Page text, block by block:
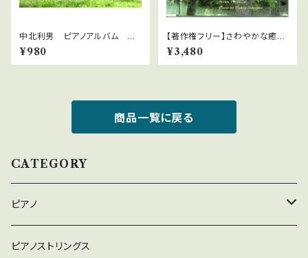
中北利男 ピアノアルバム 童
謡２
¥980
【著作権フリー】さわやかな癒し
1 中北利男
¥3,480
商品一覧に戻る
CATEGORY
ピアノ
癒しのピアノ
ピアノストリングス